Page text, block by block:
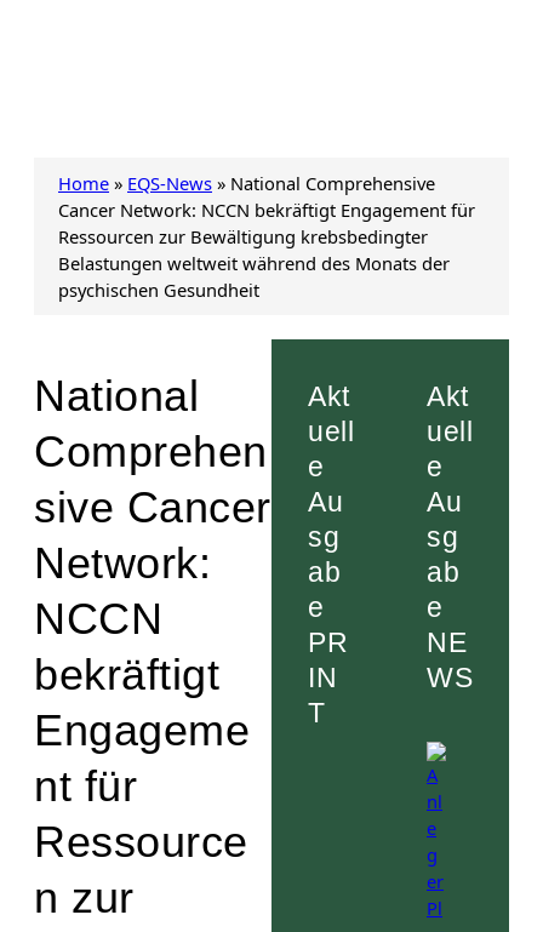
Home » EQS-News » National Comprehensive
Cancer Network: NCCN bekräftigt Engagement für
Ressourcen zur Bewältigung krebsbedingter
Belastungen weltweit während des Monats der
psychischen Gesundheit
National
Comprehen
sive Cancer
Network:
NCCN
bekräftigt
Engageme
nt für
Ressource
n zur
Akt
uell
e
Au
sg
ab
e
PR
IN
T
Akt
uell
e
Au
sg
ab
e
NE
WS